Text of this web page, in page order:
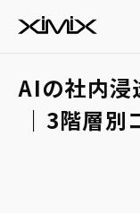
AIの社内浸
｜3階層